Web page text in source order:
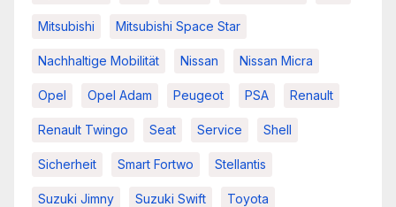
Mitsubishi Mitsubishi Space Star
Nachhaltige Mobilität Nissan Nissan Micra
Opel Opel Adam Peugeot PSA Renault
Renault Twingo Seat Service Shell
Sicherheit Smart Fortwo Stellantis
Suzuki Jimny Suzuki Swift Toyota